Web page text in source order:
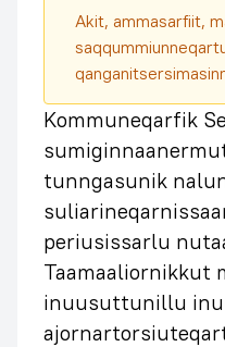
Akit, ammasarfiit,
Kommuneqarfik
tunngasunik
periusissarlu
Taamaaliornikkut
inuusuttunillu